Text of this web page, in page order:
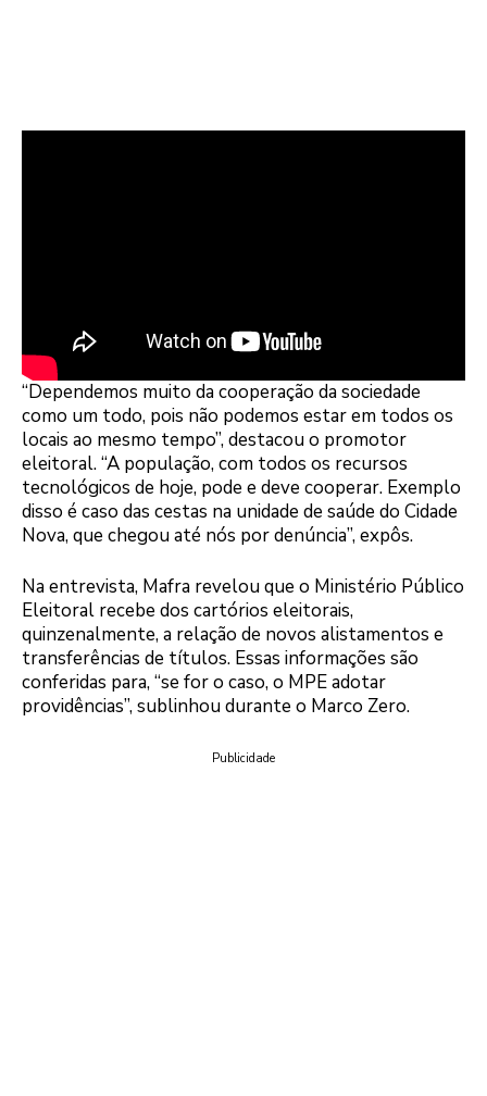
“Dependemos muito da cooperação da sociedade
como um todo, pois não podemos estar em todos os
locais ao mesmo tempo”, destacou o promotor
eleitoral. “A população, com todos os recursos
tecnológicos de hoje, pode e deve cooperar. Exemplo
disso é caso das cestas na unidade de saúde do Cidade
Nova, que chegou até nós por denúncia”, expôs.
Na entrevista, Mafra revelou que o Ministério Público
Eleitoral recebe dos cartórios eleitorais,
quinzenalmente, a relação de novos alistamentos e
transferências de títulos. Essas informações são
conferidas para, “se for o caso, o MPE adotar
providências”, sublinhou durante o Marco Zero.
Publicidade